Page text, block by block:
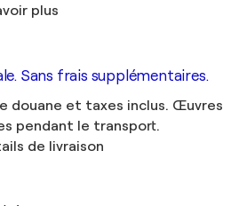
plus
Sans frais supplémentaires.
douane et taxes inclus. Œuvres
pendant le transport.
de livraison